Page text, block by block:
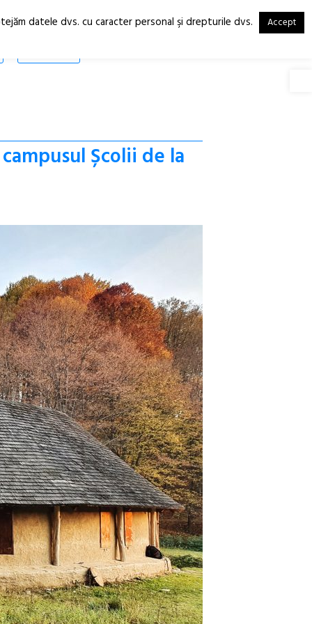
RO
EN
Școlii de la
datele dvs. cu caracter personal şi drepturile dvs. Accept